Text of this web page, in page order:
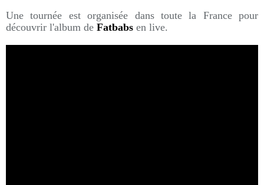
Une tournée est organisée dans toute la France pour
découvrir l'album de Fatbabs en live.